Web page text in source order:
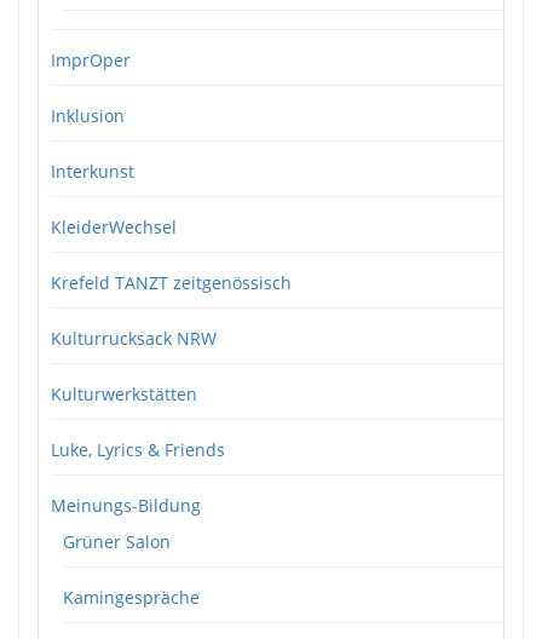
ImprOper
Inklusion
Interkunst
KleiderWechsel
Krefeld TANZT zeitgenössisch
Kulturrucksack NRW
Kulturwerkstätten
Luke, Lyrics & Friends
Meinungs-Bildung
Grüner Salon
Kamingespräche